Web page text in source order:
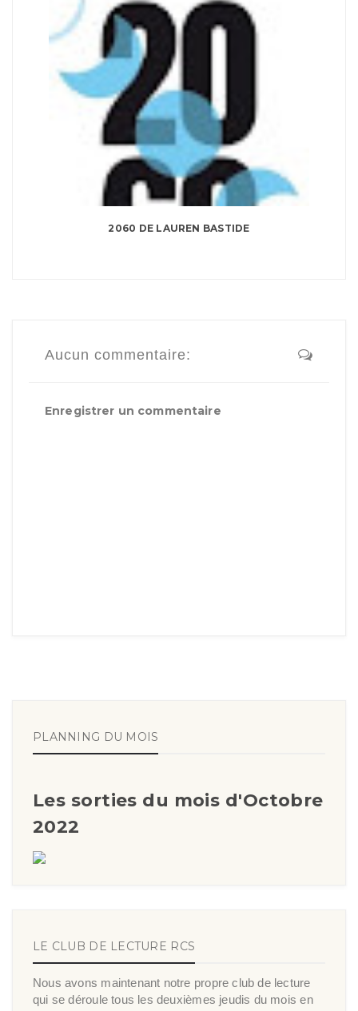
2060 DE LAUREN BASTIDE
Aucun commentaire:
Enregistrer un commentaire
PLANNING DU MOIS
Les sorties du mois d'Octobre
2022
LE CLUB DE LECTURE RCS
Nous avons maintenant notre propre club de lecture
qui se déroule tous les deuxièmes jeudis du mois en